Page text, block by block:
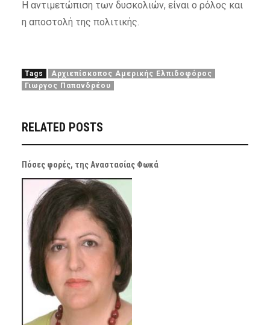
Η αντιμετώπιση των δυσκολιών, είναι ο ρόλος και
η αποστολή της πολιτικής.
Tags
Αρχιεπίσκοπος Αμερικής Ελπιδοφόρος
Γιωργος Παπανδρέου
RELATED POSTS
Πόσες φορές, της Αναστασίας Φωκά